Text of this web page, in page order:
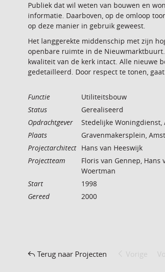
Publiek dat wil weten van bouwen en
informatie. Daarboven, op de omloop
op deze manier in gebruik geweest.
Het langgerekte middenschip met zijn
openbare ruimte in de
kwaliteit van de kerk intact. Alle nieuwe
gedetailleerd. Door respect te tonen,
Functie
Utiliteitsbouw
Status
Gerealiseerd
Opdrachtgever
Stedelijke Woningdienst,
Plaats
Gravenmakersplein,
Projectarchitect Hans van Heeswijk
Projectteam
Floris van Gennep, Hans
Woertman
Start
1998
Gereed
2000
Terug naar Projecten Vorige